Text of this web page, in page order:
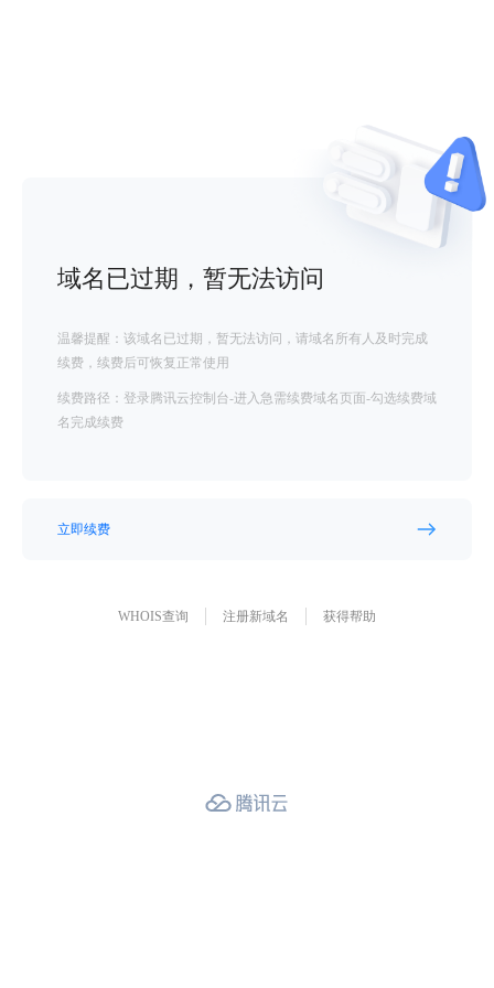
域名已过期，暂无法访问
温馨提醒：该域名已过期，暂无法访问，请域名所有人及时完成
续费，续费后可恢复正常使用
续费路径：登录腾讯云控制台-进入急需续费域名页面-勾选续费域
名完成续费
立即续费
WHOIS查询 注册新域名 获得帮助